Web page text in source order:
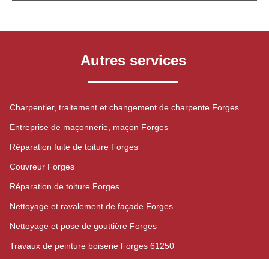
Autres services
Charpentier, traitement et changement de charpente Forges
Entreprise de maçonnerie, maçon Forges
Réparation fuite de toiture Forges
Couvreur Forges
Réparation de toiture Forges
Nettoyage et ravalement de façade Forges
Nettoyage et pose de gouttière Forges
Travaux de peinture boiserie Forges 61250